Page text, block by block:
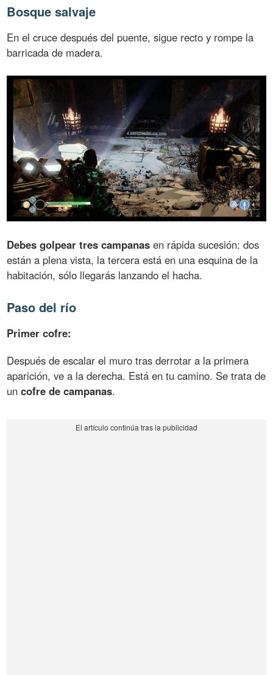
Bosque salvaje
En el cruce después del puente, sigue recto y rompe la
barricada de madera.
Debes golpear tres campanas en rápida sucesión: dos
están a plena vista, la tercera está en una esquina de la
habitación, sólo llegarás lanzando el hacha.
Paso del río
Primer cofre:
Después de escalar el muro tras derrotar a la primera
aparición, ve a la derecha. Está en tu camino. Se trata de
uncofre de campanas.